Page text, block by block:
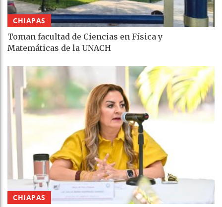
CHIAPAS
Toman facultad de Ciencias en Física y
Matemáticas de la UNACH
CHIAPAS